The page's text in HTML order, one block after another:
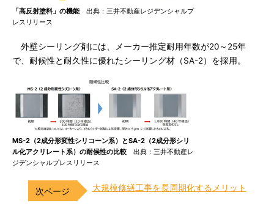
「高反射塗料」の機能出典：三井不動産レジデンシャルプ
レスリリース
外壁シーリング剤には、メーカー推定耐用年数が20～25年
で、耐候性と耐久性に優れたシーリング材（SA-2）を採用。
MS-2（2成分形変性シリコーン系）とSA-2（2成分形シリ
ル化アクリレート系）の耐候性の比較 出典：三井不動産レ
ジデンシャルプレスリリース
大規模修繕工事を長周期化するメリット